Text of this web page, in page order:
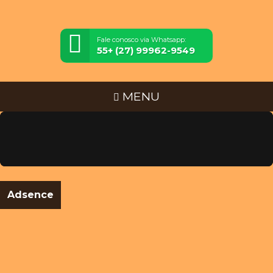
Fale conosco via Whatsapp:
55+ (27) 99962-9549
MENU
Adsence